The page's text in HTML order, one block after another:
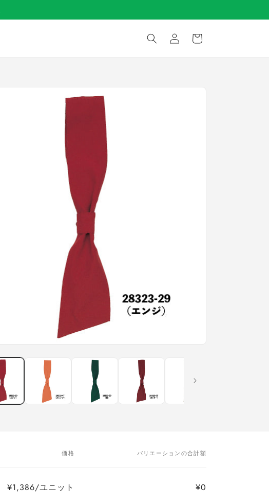
ロ
グ
イ
ー
価格 バリエーションの合計額
¥1,386/ユニット ¥0